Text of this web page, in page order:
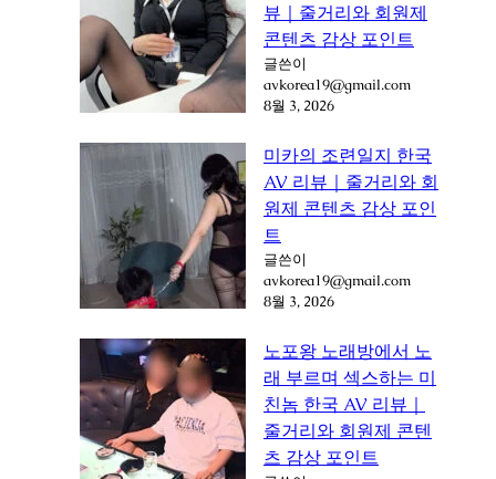
뷰｜줄거리와 회원제
콘텐츠 감상 포인트
글쓴이
avkorea19@gmail.com
8월 3, 2026
미카의 조련일지 한국
AV 리뷰｜줄거리와 회
원제 콘텐츠 감상 포인
트
글쓴이
avkorea19@gmail.com
8월 3, 2026
노포왕 노래방에서 노
래 부르며 섹스하는 미
친놈 한국 AV 리뷰｜
줄거리와 회원제 콘텐
츠 감상 포인트